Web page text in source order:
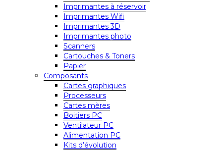
Imprimantes à réservoir
Imprimantes Wifi
Imprimantes 3D
Imprimantes photo
Scanners
Cartouches & Toners
Papier
Composants
Cartes graphiques
Processeurs
Cartes mères
Boitiers PC
Ventilateur PC
Alimentation PC
Kits d’évolution